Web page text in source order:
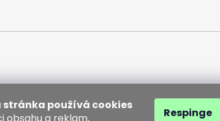
stránka používá cookies
Respinge